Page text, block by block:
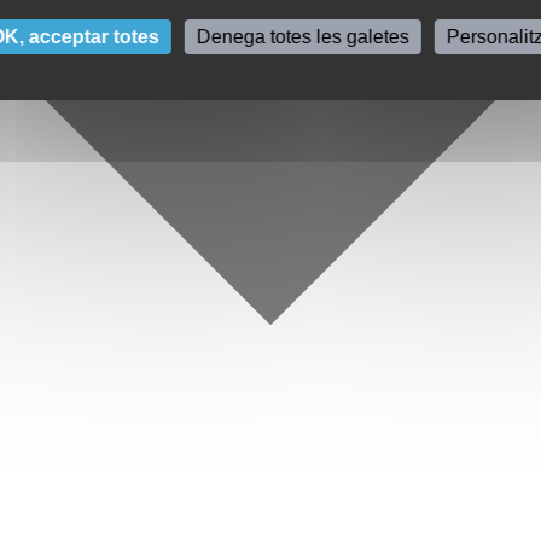
acceptar totes Denega totes les galetes